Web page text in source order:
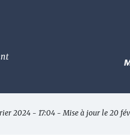
2024 - 17:04 - Mise à jour le 20